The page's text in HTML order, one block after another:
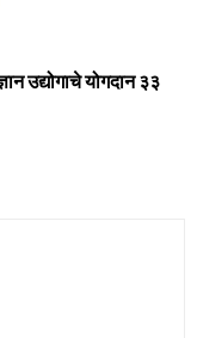
उद्योगाचे योगदान ३३